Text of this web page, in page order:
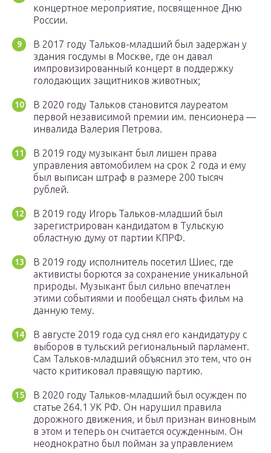
концертное мероприятие, посвященное Дню
России.
В 2017 году Тальков-младший был задержан у
здания госдумы в Москве, где он давал
импровизированный концерт в поддержку
голодающих защитников животных;
В 2020 году Тальков становится лауреатом
первой независимой премии им. пенсионера —
инвалида Валерия Петрова.
В 2019 году музыкант был лишен права
управления автомобилем на срок 2 года и ему
был выписан штраф в размере 200 тысяч
рублей.
В 2019 году Игорь Тальков-младший был
зарегистрирован кандидатом в Тульскую
областную думу от партии КПРФ.
В 2019 году исполнитель посетил Шиес, где
активисты борются за сохранение уникальной
природы. Музыкант был сильно впечатлен
этими событиями и пообещал снять фильм на
данную тему.
В августе 2019 года суд снял его кандидатуру с
выборов в тульский региональный парламент.
Сам Тальков-младший объяснил это тем, что он
часто критиковал правящую партию.
В 2020 году Тальков-младший был осужден по
статье 264.1 УК РФ. Он нарушил правила
дорожного движения, и был признан виновным
в этом и теперь он считается осужденным. Он
неоднократно был пойман за управлением